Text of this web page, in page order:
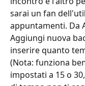
sarai un fan
appuntamenti. Da
Aggiungi nuova
inserire quanto
(Nota: funziona
impostati a 15 o